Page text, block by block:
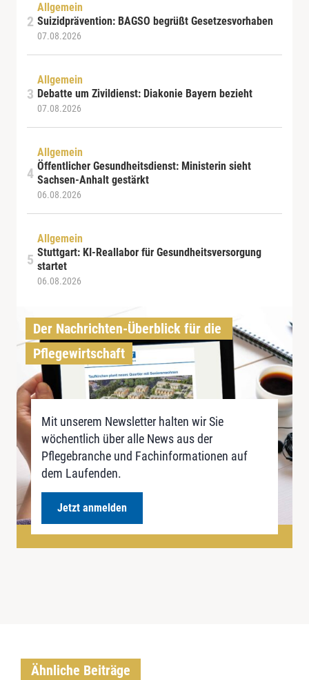
Allgemein
Suizidprävention: BAGSO begrüßt Gesetzesvorhaben
07.08.2026
Allgemein
Debatte um Zivildienst: Diakonie Bayern bezieht
07.08.2026
Allgemein
Öffentlicher Gesundheitsdienst: Ministerin sieht
Sachsen-Anhalt gestärkt
06.08.2026
Allgemein
Stuttgart: KI-Reallabor für Gesundheitsversorgung
startet
06.08.2026
Der Nachrichten-Überblick für die
Pflegewirtschaft
Mit unserem Newsletter halten wir Sie
wöchentlich über alle News aus der
Pflegebranche und Fachinformationen auf
dem Laufenden.
Jetzt anmelden
Ähnliche Beiträge